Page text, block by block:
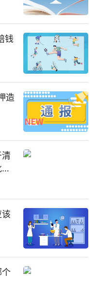
钱
造
个